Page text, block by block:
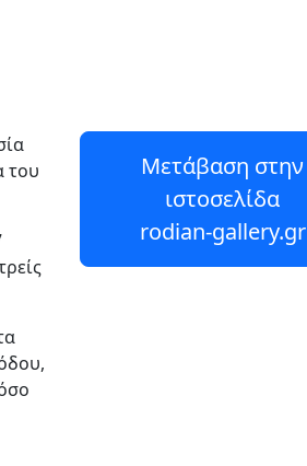
του
Μετάβαση στην
ιστοσελίδα
rodian-gallery.gr